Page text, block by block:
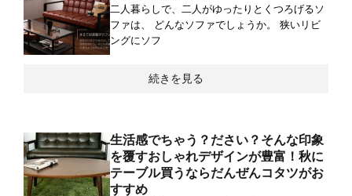
二人暮らしで、二人がゆったりとくつろげるソ
ファは、 どんなソファでしょうか。 狭いリビ
ングにソフ
続きを見る
生活感でちゃう？ださい？そんな印象
を覆すおしゃれデザインが豊富！秋に
テーブル買うならだんぜんコタツがお
すすめ